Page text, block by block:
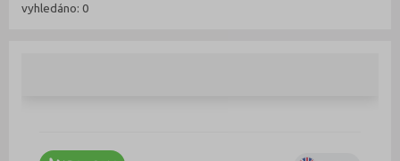
vyhledáno: 0